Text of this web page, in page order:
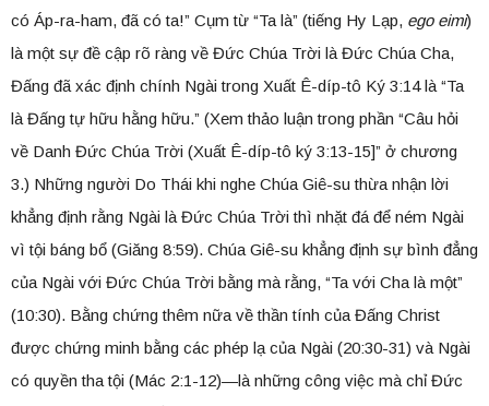
có Áp-ra-ham, đã có ta!” Cụm từ “Ta là” (tiếng Hy Lạp, ego eimi)
là một sự đề cập rõ ràng về Đức Chúa Trời là Đức Chúa Cha,
Đấng đã xác định chính Ngài trong Xuất Ê-díp-tô Ký 3:14 là “Ta
là Đấng tự hữu hằng hữu.” (Xem thảo luận trong phần “Câu hỏi
về Danh Đức Chúa Trời (Xuất Ê-díp-tô ký 3:13-15]” ở chương
3.) Những người Do Thái khi nghe Chúa Giê-su thừa nhận lời
khẳng định rằng Ngài là Đức Chúa Trời thì nhặt đá để ném Ngài
vì tội báng bổ (Giăng 8:59). Chúa Giê-su khẳng định sự bình đẳng
của Ngài với Đức Chúa Trời bằng mà rằng, “Ta với Cha là một”
(10:30). Bằng chứng thêm nữa về thần tính của Đấng Christ
được chứng minh bằng các phép lạ của Ngài (20:30-31) và Ngài
có quyền tha tội (Mác 2:1-12)—là những công việc mà chỉ Đức